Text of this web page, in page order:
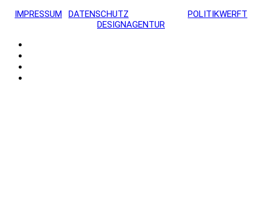
IMPRESSUM
DATENSCHUTZ
POLITIKWERFT
DESIGNAGENTUR